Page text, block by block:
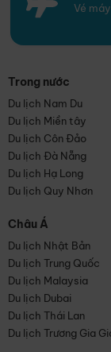
Vé
Trong nước
Du lịch Nam Du
Du lịch Miền tây
Du lịch Côn Đảo
Du lịch Đà Nẵng
Du lịch Hạ Long
Du lịch Quy Nhơn
Châu Á
Du lịch Nhật Bản
Du lịch Trung Quốc
Du lịch Malaysia
Du lịch Dubai
Du lịch Thái Lan
Du lịch Trương Gia